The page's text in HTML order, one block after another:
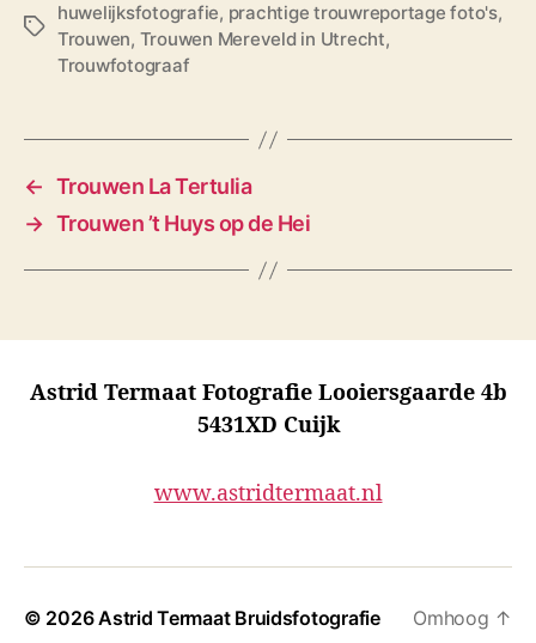
T
huwelijksfotografie, prachtige trouwreportage foto's,
Trouwen, Trouwen Mereveld in Utrecht,
Trouwfotograaf
← Trouwen La Tertulia
→ Trouwen ’t Huys op de Hei
Astrid Termaat Fotografie Looiersgaarde 4b
5431XD Cuijk
www.astridtermaat.nl
© 2026Astrid Termaat Bruidsfotografie Omhoog ↑